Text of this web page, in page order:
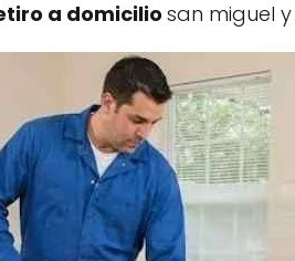
a domicilio san miguel